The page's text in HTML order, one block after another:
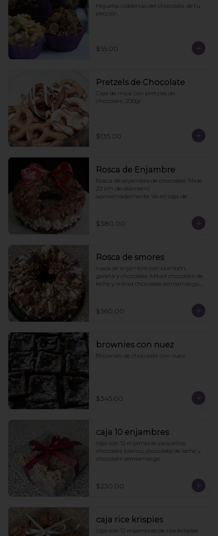
Hojuelas cubiertas del chocolate de tu
elección.
$55.00
Pretzels de Chocolate
Caja de mica con pretzles de
chocolate. 200gr
$135.00
Rosca de Enjambre
Rosca de enjambre de chocolate. Mide
22 cm de diámetro
aproximadamente. Va en caja de
$380.00
Rosca de smores
rosca de enjambre con bombón,
galleta y chocolate. Mitad chocolate de
leche y mitad chocolate semiamargo.
$360.00
brownies con nuez
Brownies de chocolate con nuez
$345.00
caja 10 enjambres
caja con 12 enjambres pequeños.
chocolate blanco, chocolate de leche y
chocolate semiamargo
$230.00
caja rice krispies
caja con 12 enjambres de rice krispies